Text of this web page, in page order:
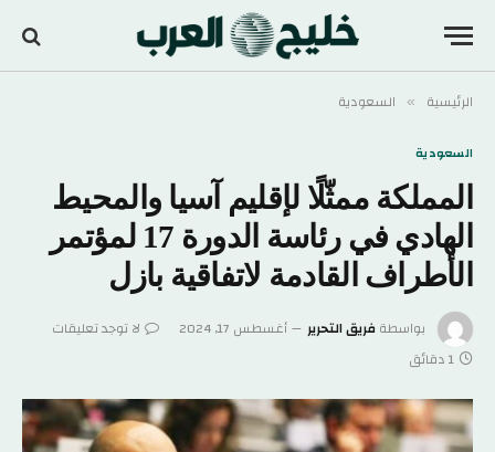
الرئيسية » السعودية
السعودية
المملكة ممثّلًا لإقليم آسيا والمحيط
الهادي في رئاسة الدورة 17 لمؤتمر
الأطراف القادمة لاتفاقية بازل
بواسطةفريق التحرير أغسطس 17, 2024
لا توجد تعليقات
1 دقائق